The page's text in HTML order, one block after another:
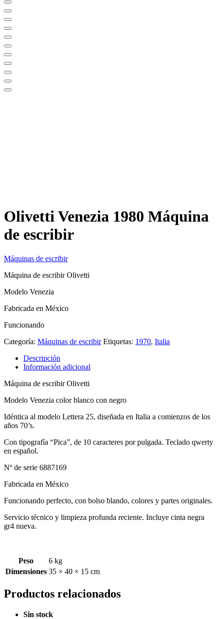
Olivetti Venezia 1980 Máquina
de escribir
Máquinas de escribir
Máquina de escribir Olivetti
Modelo Venezia
Fabricada en México
Funcionando
Categoría: Máquinas de escribir Etiquetas: 1970, Italia
Descripción
Información adicional
Máquina de escribir Olivetti
Modelo Venezia color blanco con negro
Idéntica al modelo Lettera 25, diseñada en Italia a comienzos de los
años 70’s.
Con tipografía “Pica”, de 10 caracteres por pulgada. Teclado qwerty
en español.
Nº de serie 6887169
Fabricada en México
Funcionando perfecto, con bolso blando, colores y partes originales.
Servicio técnico y limpieza profunda reciente. Incluye cinta negra
gr4 nueva.
Peso
6 kg
Dimensiones 35 × 40 × 15 cm
Productos relacionados
Sin stock